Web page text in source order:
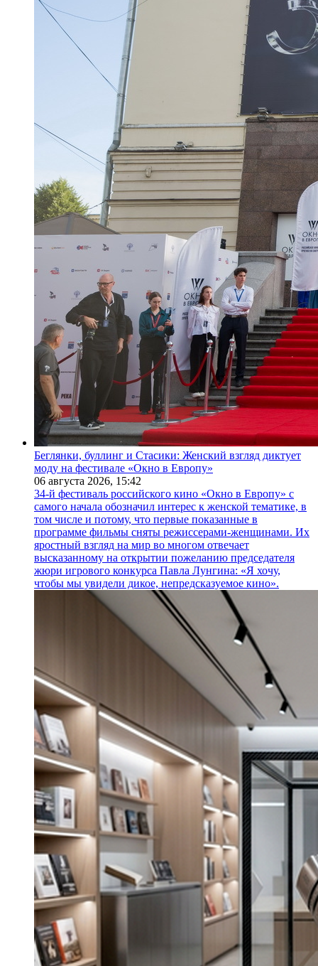
Беглянки, буллинг и Стасики: Женский взгляд диктует
моду на фестивале «Окно в Европу»
06 августа 2026, 15:42
34-й фестиваль российского кино «Окно в Европу» с
самого начала обозначил интерес к женской тематике, в
том числе и потому, что первые показанные в
программе фильмы сняты режиссерами-женщинами. Их
яростный взгляд на мир во многом отвечает
высказанному на открытии пожеланию председателя
жюри игрового конкурса Павла Лунгина: «Я хочу,
чтобы мы увидели дикое, непредсказуемое кино».